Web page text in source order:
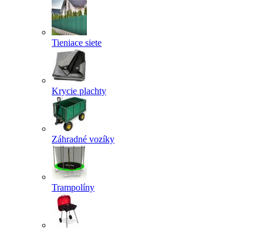
Tieniace siete
Krycie plachty
Záhradné vozíky
Trampolíny